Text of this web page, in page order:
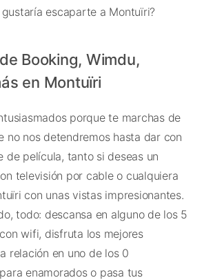
gustaría escaparte a Montuïri?
Booking, Wimdu,
en Montuïri
porque te marchas de
no nos detendremos hasta dar con
de película, tanto si deseas un
televisión por cable o cualquiera
con unas vistas impresionantes.
todo: descansa en alguno de los 5
wifi, disfruta los mejores
relación en uno de los 0
enamorados o pasa tus